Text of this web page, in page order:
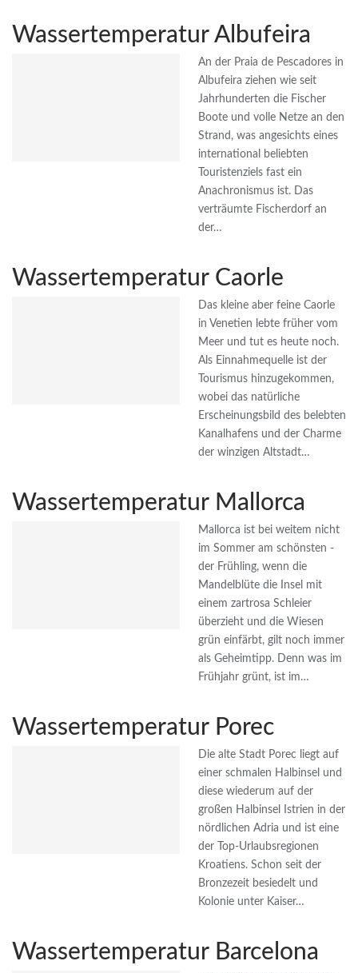
Wassertemperatur Albufeira
An der Praia de Pescadores in
Albufeira ziehen wie seit
Jahrhunderten die Fischer
Boote und volle Netze an den
Strand, was angesichts eines
international beliebten
Touristenziels fast ein
Anachronismus ist. Das
verträumte Fischerdorf an
der…
Wassertemperatur Caorle
Das kleine aber feine Caorle
in Venetien lebte früher vom
Meer und tut es heute noch.
Als Einnahmequelle ist der
Tourismus hinzugekommen,
wobei das natürliche
Erscheinungsbild des belebten
Kanalhafens und der Charme
der winzigen Altstadt…
Wassertemperatur Mallorca
Mallorca ist bei weitem nicht
im Sommer am schönsten -
der Frühling, wenn die
Mandelblüte die Insel mit
einem zartrosa Schleier
überzieht und die Wiesen
grün einfärbt, gilt noch immer
als Geheimtipp. Denn was im
Frühjahr grünt, ist im…
Wassertemperatur Porec
Die alte Stadt Porec liegt auf
einer schmalen Halbinsel und
diese wiederum auf der
großen Halbinsel Istrien in der
nördlichen Adria und ist eine
der Top-Urlaubsregionen
Kroatiens. Schon seit der
Bronzezeit besiedelt und
Kolonie unter Kaiser…
Wassertemperatur Barcelona